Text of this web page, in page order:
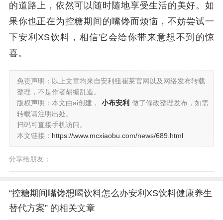
的道路上，依然可以随时随地享受生活的美好。如
果你也正在为控糖期间的嘴馋而烦恼，不妨尝试一
下安利XS饮料，相信它会给你带来意想不到的惊
喜。
免责声明：以上文章均来自安利纽崔莱官网以及网络发布转载
整理，不是作者胡编乱造。
版权声明：本文由ai创建，
小布安利 做了修改整理发布，如需
转载请注明出处。
扫码可直接手机访问。
本文链接： https://www.mcxiaobu.com/news/689.html
分享给朋友：
“控糖期间嘴馋想喝饮料怎么办安利XS饮料健康养生
替代方案” 的相关文章